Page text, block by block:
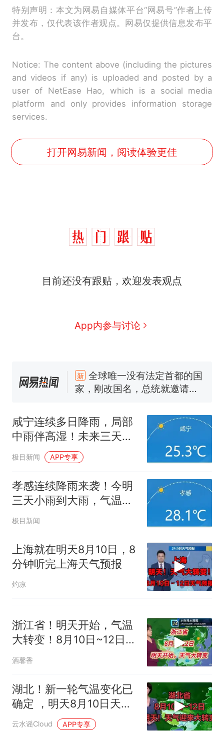
特别声明：本文为网易自媒体平台“网易号”作者上传
并发布，仅代表该作者观点。网易仅提供信息发布平
台。
Notice: The content above (including the pictures
and videos if any) is uploaded and posted by a
user of NetEase Hao, which is a social media
platform and only provides information storage
services.
打开网易新闻，阅读体验更佳
目前还没有跟贴，欢迎发表观点
App内参与讨论
新 全球唯一没有法定首都的国
家，刚改国名，总统就邀请中
线一圈，还曾两次到中国寻根
的抢着买
浙江人戒备 "白海豚"已创我国
纪录 带来严重影响
视频丨只要一枚命中就能让航
泰州父亲的手写家书遗失30
年，网友淘到后寄给女儿：花
鸟市场搬了，但爱还在
十多万人报名的考试，成绩
全部作废，公平么？
咸宁连续多日降雨，局部
中雨伴高湿！未来三天需
防范道路积水
极目新闻 APP专享
孝感连续降雨来袭！今明
三天小雨到大雨，气温
25-31℃
极目新闻
上海就在明天8月10日，8
分钟听完上海天气预报
灼凉
浙江省！明天开始，气温
大转变！8月10日~12日天
气预报
酒馨香
湖北！新一轮气温变化已
确定 ，明天8月10日天气
迎来大转变
云水谣Cloud APP专享